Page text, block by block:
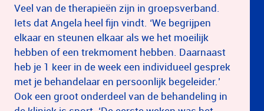
Veel van de therapieën zijn in groepsverband.
Iets dat Angela heel fijn vindt. ‘We begrijpen
elkaar en steunen elkaar als we het moeilijk
hebben of een trekmoment hebben. Daarnaast
heb je 1 keer in de week een individueel gesprek
met je behandelaar en persoonlijk begeleider.’
Ook een groot onderdeel van de behandeling in